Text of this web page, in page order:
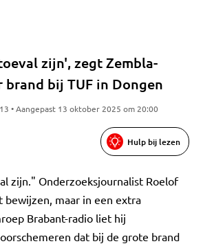
zijn', zegt Zembla-
bij TUF in Dongen
• Aangepast 13 oktober 2025 om 20:00
Hulp bij lezen
zijn." Onderzoeksjournalist Roelof
bewijzen, maar in een extra
Brabant-radio liet hij
dat bij de grote brand